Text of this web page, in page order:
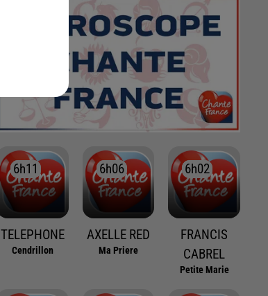
6h11
6h11
TELEPHONE
Cendrillon
6h06
6h06
AXELLE RED
Ma Priere
6h02
6h02
FRANCIS
CABREL
Petite Marie